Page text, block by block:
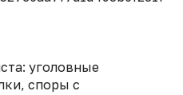
уголовные
споры с